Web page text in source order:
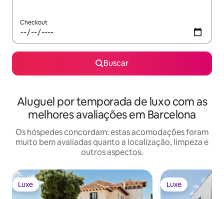
Checkout
Buscar
Aluguel por temporada de luxo com as
melhores avaliações em Barcelona
Os hóspedes concordam: estas acomodações foram
muito bem avaliadas quanto a localização, limpeza e
outros aspectos.
Luxe
Luxe Luxe
Luxe